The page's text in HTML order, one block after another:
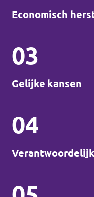
Economisch
03
Gelijke kansen
04